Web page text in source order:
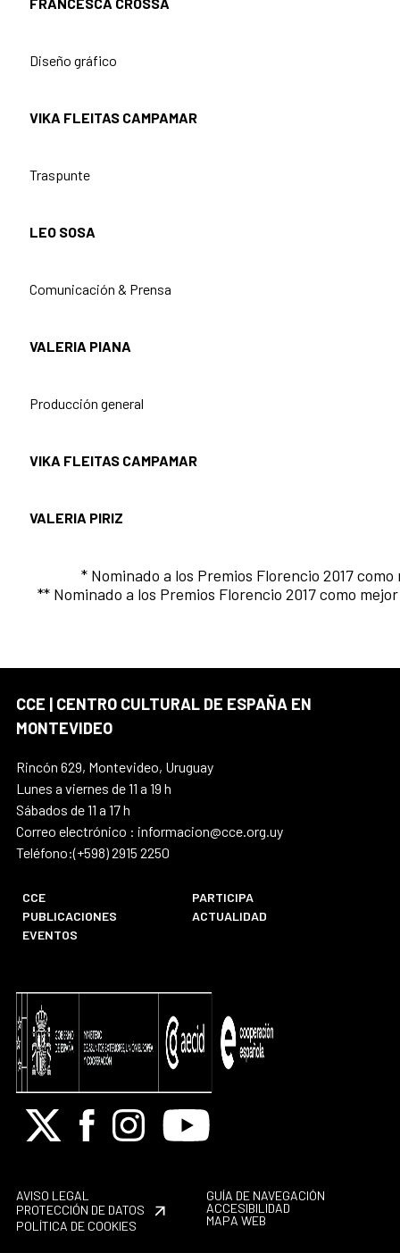
Diseño gráfico
VIKA FLEITAS CAMPAMAR
Traspunte
LEO SOSA
Comunicación & Prensa
VALERIA PIANA
Producción general
VIKA FLEITAS CAMPAMAR
VALERIA PIRIZ
* Nominado a los Premios Florencio 2017
** Nominado a los Premios Florencio 2017 como
CCE | CENTRO CULTURAL DE ESPAÑA EN
MONTEVIDEO
Rincón 629, Montevideo, Uruguay
Lunes a viernes de 11 a 19 h
Sábados de 11 a 17 h
Correo electrónico : informacion@cce.org.uy
Teléfono:(+598) 2915 2250
CCE
PARTICIPA
PUBLICACIONES
ACTUALIDAD
EVENTOS
X FacebookInstagramYoutube
AVISO LEGAL
PROTECCIÓN DE DATOS
POLÍTICA DE COOKIES
GUÍA DE NAVEGACIÓN
ACCESIBILIDAD
MAPA WEB